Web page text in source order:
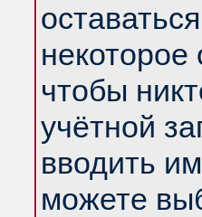
чтобы
учётной
вводить
можете